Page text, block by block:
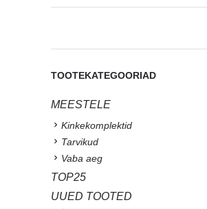
TOOTEKATEGOORIAD
MEESTELE
Kinkekomplektid
Tarvikud
Vaba aeg
TOP25
UUED TOOTED